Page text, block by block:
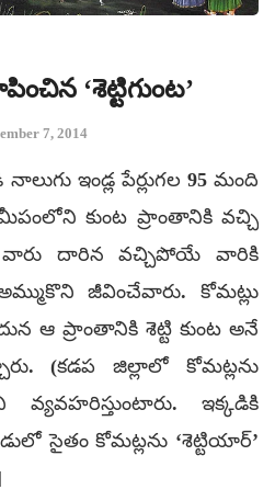
‘శెట్టిగుంట’
7, 2014
ఇండ్ల పేర్లుగల 95 మంది
కుంట ప్రాంతానికి వచ్చి
వారు దారిన వచ్చిపోయే వారికి
జీవించేవారు. కోమట్లు
ఆ ప్రాంతానికి శెట్టి కుంట అనే
(కడప జిల్లాలో కోమట్లను
వ్యవహరిస్తుంటారు. ఇక్కడికి
సైతం కోమట్లను ‘శెట్టియార్’